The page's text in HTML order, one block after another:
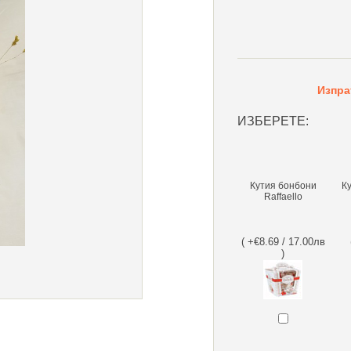
ИЗБЕРЕТЕ:
Кутия бонбони
Raffaello
( +€8.69 / 17.00лв
)